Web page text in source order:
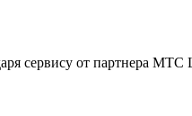
сервису от партнера